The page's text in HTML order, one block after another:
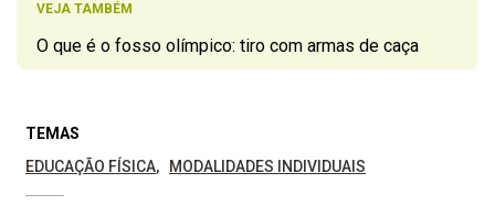
VEJA TAMBÉM
O que é o fosso olímpico: tiro com armas de caça
TEMAS
EDUCAÇÃO FÍSICA
MODALIDADES INDIVIDUAIS